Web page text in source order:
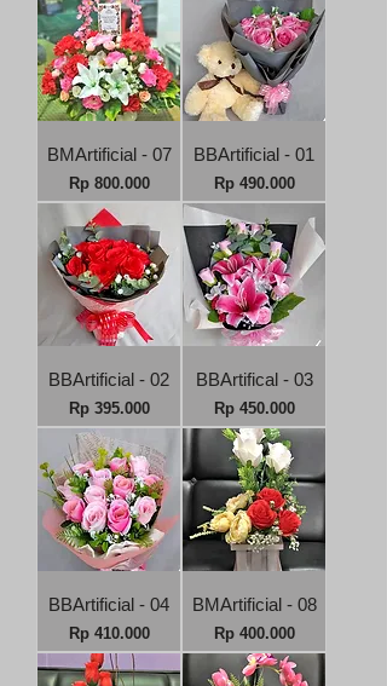
BMArtificial - 07
Harga
Rp 800.000
BBArtificial - 01
Harga
Rp 490.000
BBArtificial - 02
Harga
Rp 395.000
BBArtifical - 03
Harga
Rp 450.000
BBArtificial - 04
Harga
Rp 410.000
BMArtificial - 08
Harga
Rp 400.000